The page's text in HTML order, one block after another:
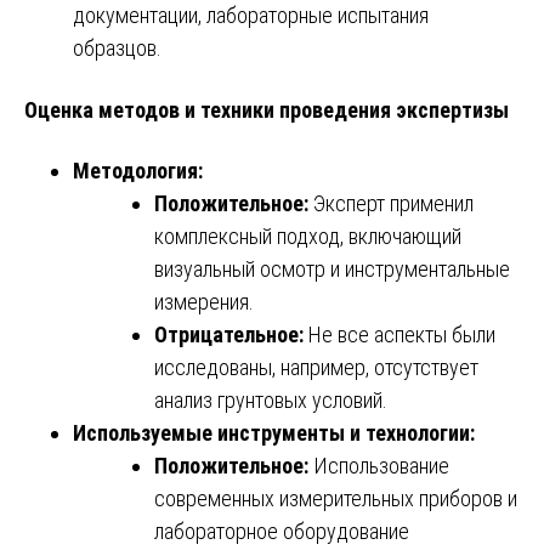
документации, лабораторные испытания
образцов.
Оценка методов и техники проведения экспертизы
Методология:
Положительное: Эксперт применил
комплексный подход, включающий
визуальный осмотр и инструментальные
измерения.
Отрицательное: Не все аспекты были
исследованы, например, отсутствует
анализ грунтовых условий.
Используемые инструменты и технологии:
Положительное: Использование
современных измерительных приборов и
лабораторное оборудование